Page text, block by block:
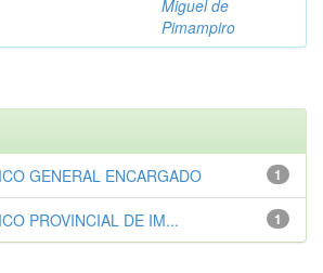
Miguel de
Pimampiro
1
GENERAL ENCARGADO
1
PROVINCIAL DE IM...